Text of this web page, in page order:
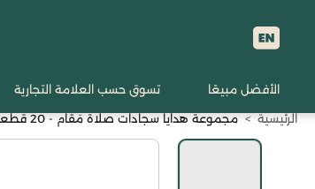
الأفضل مبيعًا تسوق حسب العلامة التجارية
الرئيسية > مجموعة هدايا سجادات صلاة مَقام - 20 قطعة